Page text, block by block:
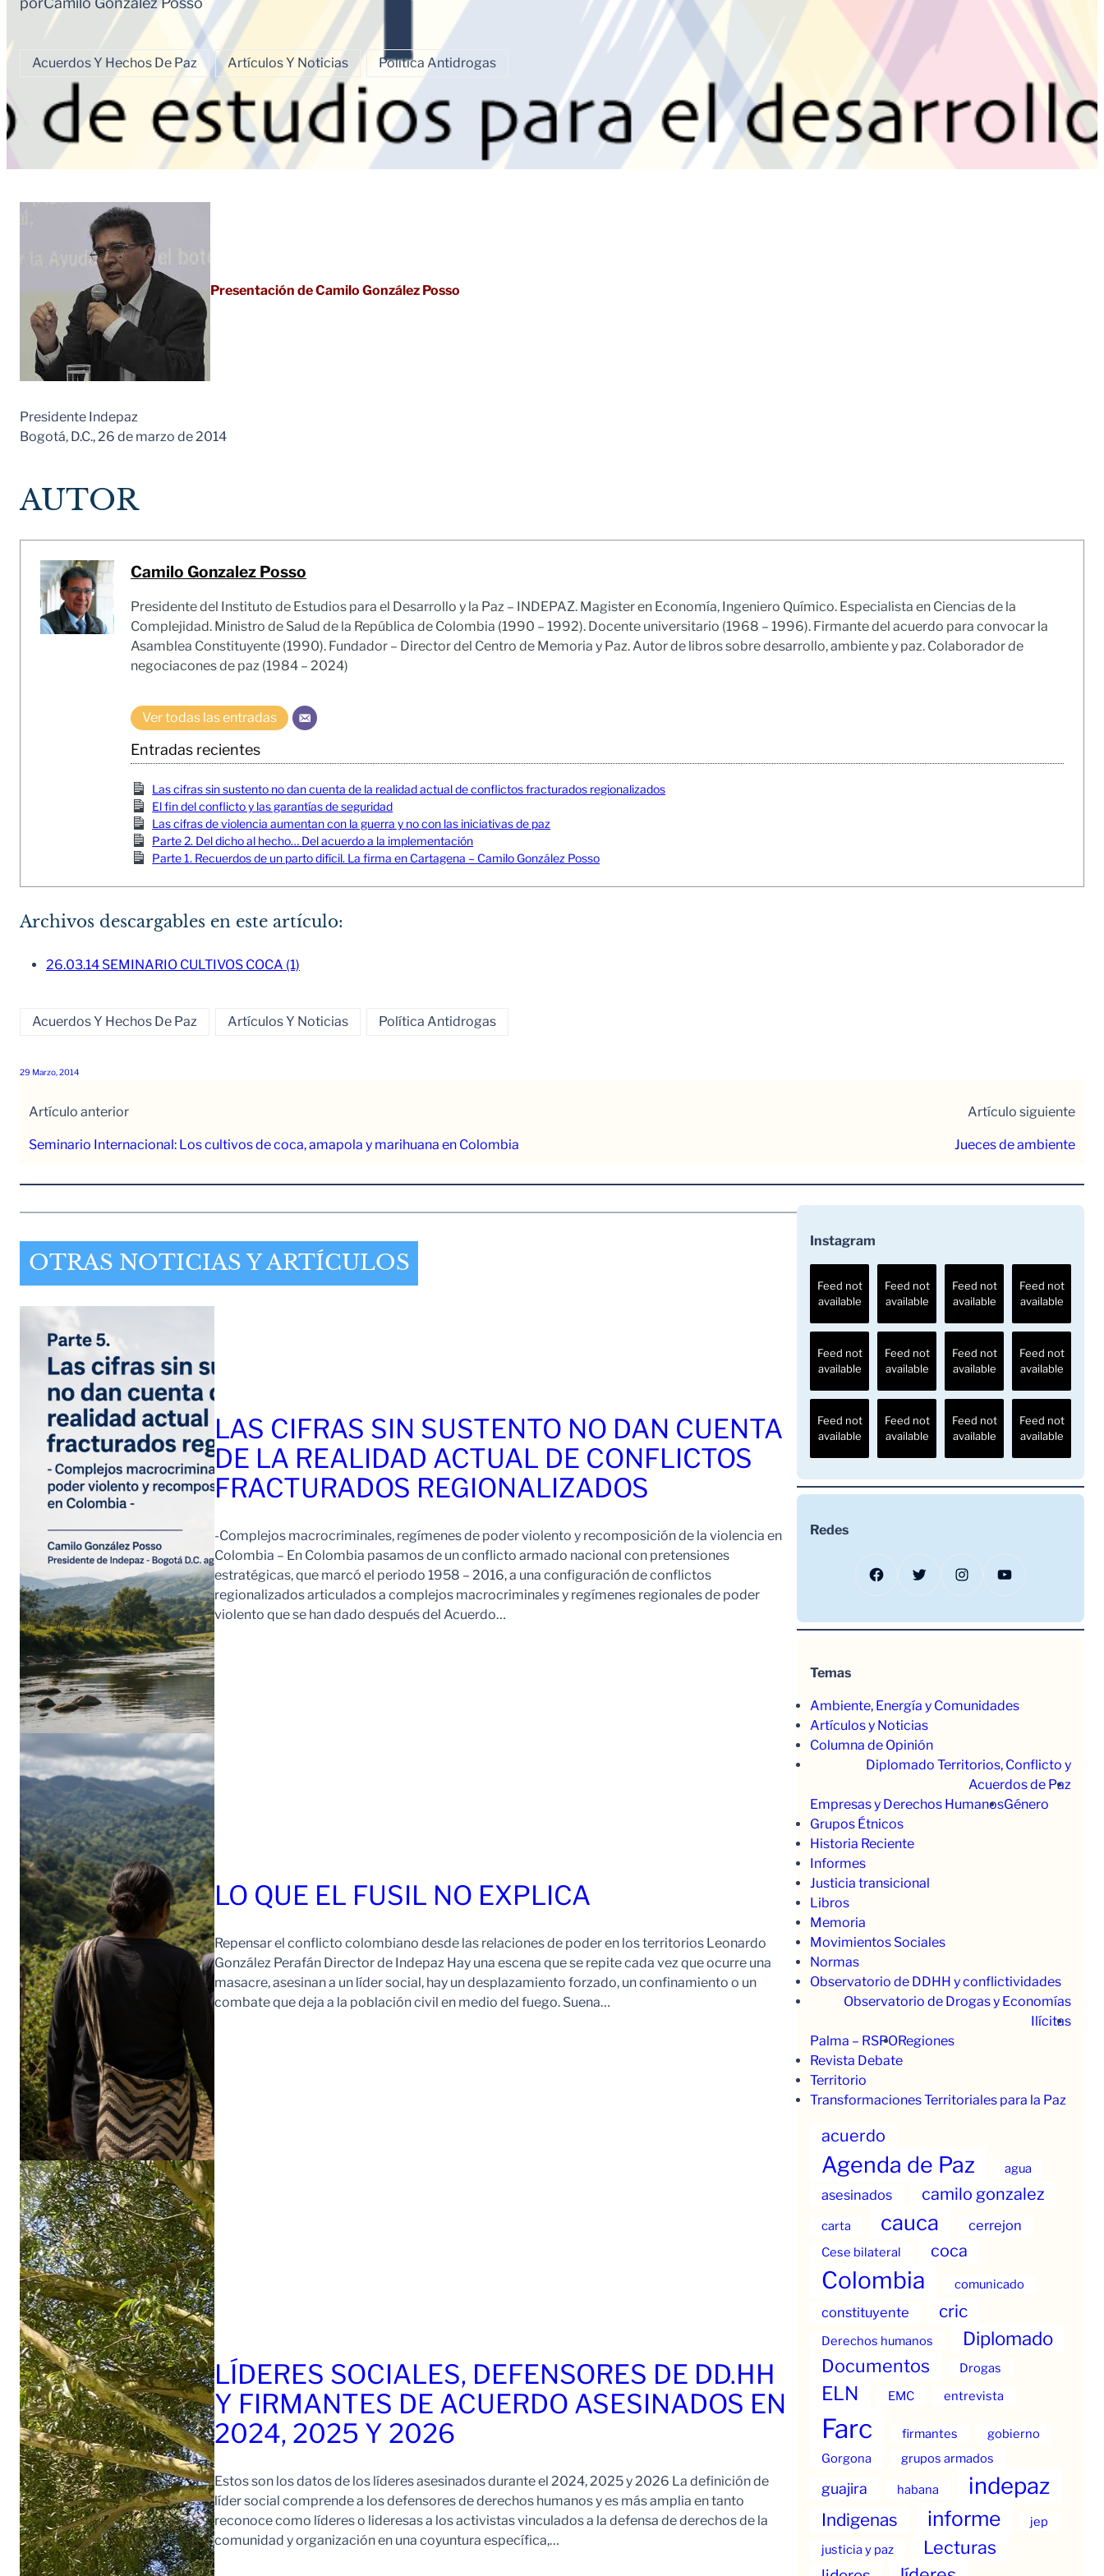
Acuerdos Y Hechos De Paz Artículos Y Noticias Política Antidrogas
Presentación de Camilo González Posso
Presidente Indepaz
Bogotá, D.C., 26 de marzo de 2014
AUTOR
Camilo Gonzalez Posso
Presidente del Instituto de Estudios para el Desarrollo y la Paz – INDEPAZ. Magister en Economía, Ingeniero Químico. Especialista en Ciencias de la
Complejidad. Ministro de Salud de la República de Colombia (1990 – 1992). Docente universitario (1968 – 1996). Firmante del acuerdo para convocar la
Asamblea Constituyente (1990). Fundador – Director del Centro de Memoria y Paz. Autor de libros sobre desarrollo, ambiente y paz. Colaborador de
negociacones de paz (1984 – 2024)
Ver todas las entradas
Entradas recientes
Las cifras sin sustento no dan cuenta de la realidad actual de conflictos fracturados regionalizados
El fin del conflicto y las garantías de seguridad
Las cifras de violencia aumentan con la guerra y no con las iniciativas de paz
Parte 2. Del dicho al hecho… Del acuerdo a la implementación
Parte 1. Recuerdos de un parto difícil. La firma en Cartagena – Camilo González Posso
Archivos descargables en este artículo:
26.03.14 SEMINARIO CULTIVOS COCA (1)
Acuerdos Y Hechos De Paz Artículos Y Noticias Política Antidrogas
29 Marzo, 2014
Artículo anterior
Seminario Internacional: Los cultivos de coca, amapola y marihuana en Colombia
Artículo siguiente
Jueces de ambiente
OTRAS NOTICIAS Y ARTÍCULOS
LAS CIFRAS SIN SUSTENTO NO DAN CUENTA
DE LA REALIDAD ACTUAL DE CONFLICTOS
FRACTURADOS REGIONALIZADOS
-Complejos macrocriminales, regímenes de poder violento y recomposición de la violencia en
Colombia – En Colombia pasamos de un conflicto armado nacional con pretensiones
estratégicas, que marcó el periodo 1958 – 2016, a una configuración de conflictos
regionalizados articulados a complejos macrocriminales y regímenes regionales de poder
violento que se han dado después del Acuerdo…
LO QUE EL FUSIL NO EXPLICA
Repensar el conflicto colombiano desde las relaciones de poder en los territorios Leonardo
González Perafán Director de Indepaz Hay una escena que se repite cada vez que ocurre una
masacre, asesinan a un líder social, hay un desplazamiento forzado, un confinamiento o un
combate que deja a la población civil en medio del fuego. Suena…
LÍDERES SOCIALES, DEFENSORES DE DD.HH
Y FIRMANTES DE ACUERDO ASESINADOS EN
2024, 2025 Y 2026
Estos son los datos de los líderes asesinados durante el 2024, 2025 y 2026 La definición de
líder social comprende a los defensores de derechos humanos y es más amplia en tanto
reconoce como líderes o lideresas a los activistas vinculados a la defensa de derechos de la
comunidad y organización en una coyuntura específica,…
Instagram
Feed not
available
Feed not
available
Feed not
available
Feed not
available
Feed not
available
Feed not
available
Feed not
available
Feed not
available
Feed not
available
Feed not
available
Feed not
available
Feed not
available
Redes
Facebook Twitter Instagram YouTube
Temas
Ambiente, Energía y Comunidades
Artículos y Noticias
Columna de Opinión
Diplomado Territorios, Conflicto y
Acuerdos de Paz
Empresas y Derechos HumanosGénero
Grupos Étnicos
Historia Reciente
Informes
Justicia transicional
Libros
Memoria
Movimientos Sociales
Normas
Observatorio de DDHH y conflictividades
Observatorio de Drogas y Economías
Ilícitas
Palma – RSPORegiones
Revista Debate
Territorio
Transformaciones Territoriales para la Paz
acuerdo
Agenda de Paz agua
asesinados camilo gonzalez
carta cauca cerrejon
Cese bilateral coca
Colombia comunicado
constituyente cric
Derechos humanos Diplomado
Documentos Drogas
ELN EMC entrevista
Farc firmantes
gobierno
Gorgona
grupos armados
guajira habana indepaz
Indigenas informe
jep
justicia y paz
Lecturas